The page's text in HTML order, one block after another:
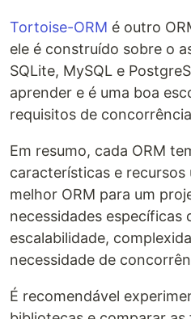
Tortoise-ORM é outro
ele é construído sobre o
SQLite, MySQL e
aprender e é uma boa
requisitos de
Em resumo, cada ORM
características e recursos
melhor ORM para um
necessidades específicas
escalabilidade,
necessidade de
É recomendável